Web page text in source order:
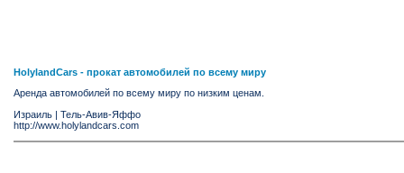
HolylandCars - прокат автомобилей по всему миру
Аренда автомобилей по всему миру по низким ценам.
Израиль | Тель-Авив-Яффо
http://www.holylandcars.com